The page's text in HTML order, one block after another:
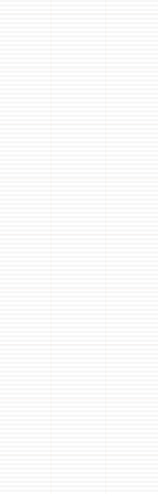
navigate results,